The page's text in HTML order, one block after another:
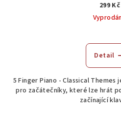
299 Kč
Detail
5 Finger Piano - Classical
pro začátečníky, které lze hrát
začínající